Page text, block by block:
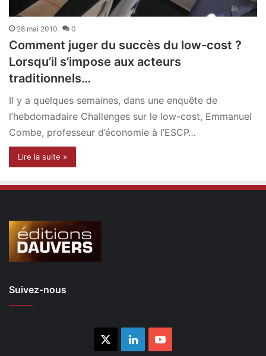
28 mai 2010 0
Comment juger du succès du low-cost ?
Lorsqu’il s’impose aux acteurs
traditionnels…
Il y a quelques semaines, dans une enquête de
l’hebdomadaire Challenges sur le low-cost, Emmanuel
Combe, professeur d’économie à l’ESCP…
Lire la suite »
Suivez-nous
LinkedinYouTube